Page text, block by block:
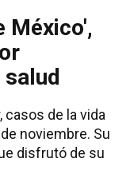
México',
casos de la vida
noviembre. Su
disfrutó de su